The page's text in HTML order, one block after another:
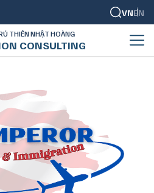
VNEN
THIÊN NHẬT HOÀNG
CONSULTING